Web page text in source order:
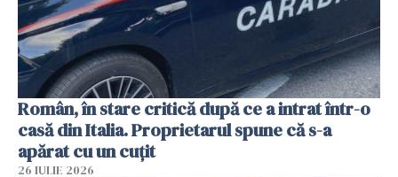
Român, în stare critică după ce a intrat într-o
casă din Italia. Proprietarul spune că s-a
apărat cu un cuțit
26 IULIE 2026